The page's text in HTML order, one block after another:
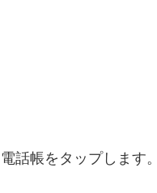
電話帳をタップします。